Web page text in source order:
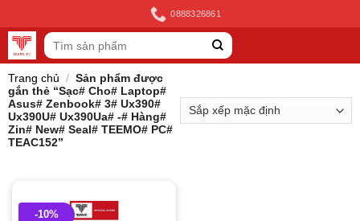
to
content
0888326861
Tìm
kiếm:
Trang chủ / Sản phẩm được
gắn thẻ “Sạc# Cho# Laptop#
Asus# Zenbook# 3# Ux390#
Ux390U# Ux390Ua# -# Hàng#
Zin# New# Seal# TEEMO# PC#
TEAC152”
-10%